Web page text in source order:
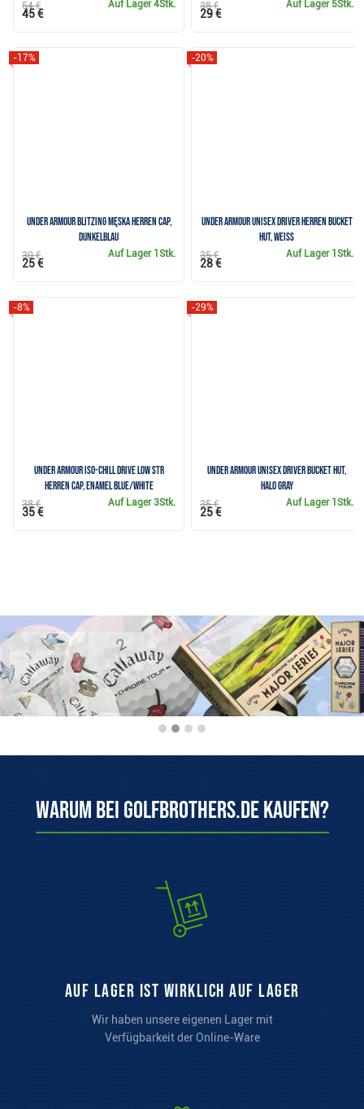
Auf Lager4Stk.
54 €
45 €
Auf Lager 5Stk.
38 €
29 €
Under Armour Blitzing męska Herren Cap,
dunkelblau
-17%
Auf Lager 1Stk.
30 €
25 €
Under Armour Unisex Driver Herren Bucket
Hut, weiss
-20%
Auf Lager 1Stk.
35 €
28 €
Under Armour Iso-Chill Drive Low STR
Herren Cap, enamel blue/white
-8%
Auf Lager3Stk.
38 €
35 €
Under Armour Unisex Driver Bucket Hut,
halo gray
-29%
Auf Lager 1Stk.
35 €
25 €
Warum bei Golfbrothers.de kaufen?
auf Lager ist wirklich auf Lager
Wir haben unsere eigenen Lager mit
Verfügbarkeit der Online-Ware